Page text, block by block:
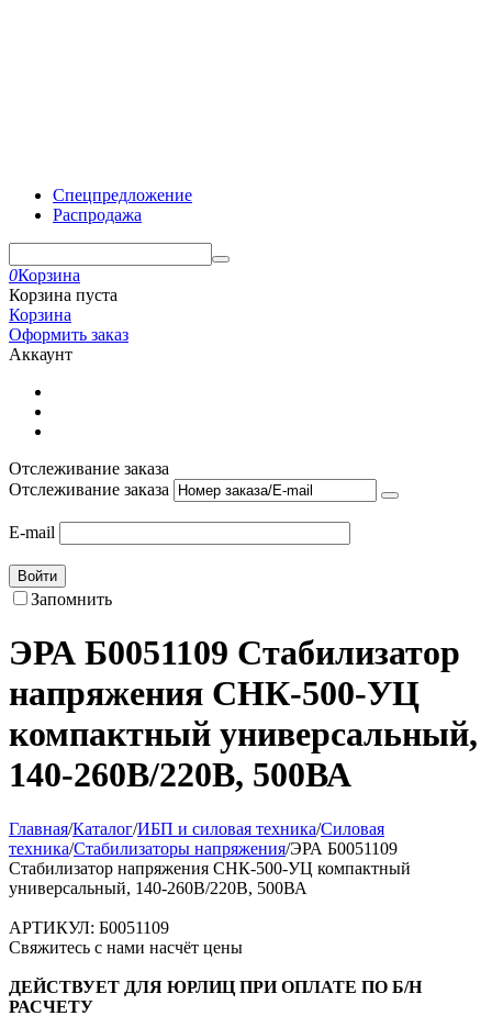
Спецпредложение
Распродажа
0Корзина
Корзина пуста
Корзина
Оформить заказ
Аккаунт
Отслеживание заказа
Отслеживание заказа
E-mail
Войти
Запомнить
ЭРА Б0051109 Стабилизатор
напряжения СНК-500-УЦ
компактный универсальный,
140-260В/220В, 500ВА
Главная/Каталог/ИБП и силовая техника/Силовая
техника/Стабилизаторы напряжения/ЭРА Б0051109
Стабилизатор напряжения СНК-500-УЦ компактный
универсальный, 140-260В/220В, 500ВА
АРТИКУЛ: Б0051109
Свяжитесь с нами насчёт цены
ДЕЙСТВУЕТ ДЛЯ ЮРЛИЦ ПРИ ОПЛАТЕ ПО Б/Н
РАСЧЕТУ